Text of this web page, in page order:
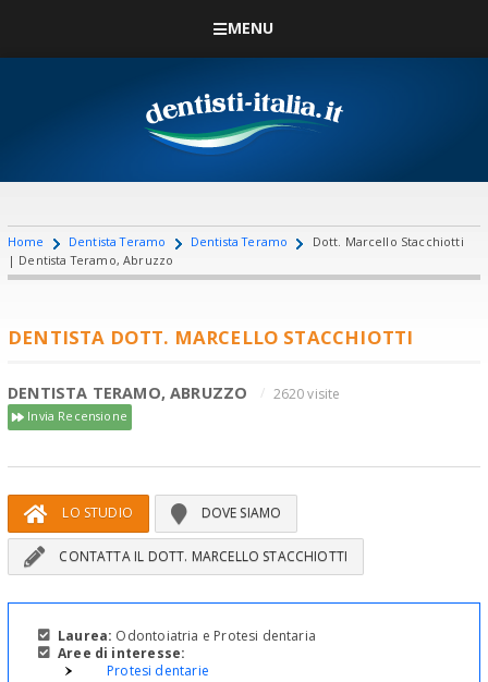
MENU
Home Dentista Teramo Dentista Teramo
Dott. Marcello Stacchiotti
| Dentista Teramo, Abruzzo
DENTISTA DOTT. MARCELLO STACCHIOTTI
DENTISTA TERAMO, ABRUZZO 2620 visite
Invia Recensione
LO STUDIO DOVE SIAMO
CONTATTA IL DOTT. MARCELLO STACCHIOTTI
Laurea: Odontoiatria e Protesi dentaria
Aree di interesse:
Protesi dentarie